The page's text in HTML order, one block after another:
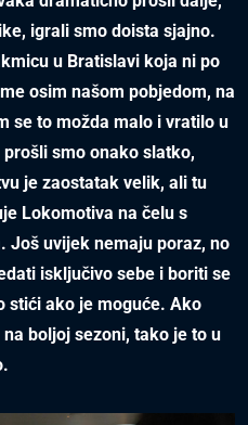
igrali smo doista sjajno.
u Bratislavi koja ni po
osim našom pobjedom, na
se to možda malo i vratilo u
smo onako slatko,
je zaostatak velik, ali tu
Lokomotiva na čelu s
Još uvijek nemaju poraz, no
isključivo sebe i boriti se
stići ako je moguće. Ako
boljoj sezoni, tako je to u